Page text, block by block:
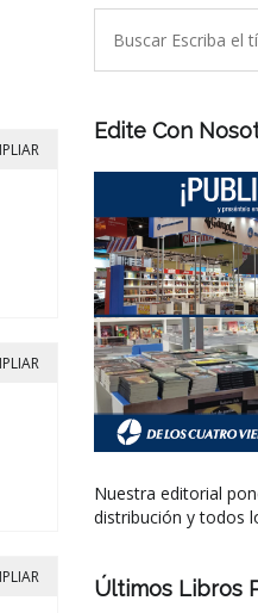
Edite Con
Nuestra editorial
distribución y todos
Últimos Libros